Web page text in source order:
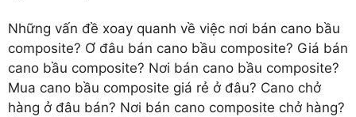
Những vấn đề xoay quanh về việc nơi bán cano bầu
composite? Ơ đâu bán cano bầu composite? Giá bán
cano bầu composite? Nơi bán cano bầu composite?
Mua cano bầu composite giá rẻ ở đâu? Cano chở
hàng ở đâu bán? Nơi bán cano composite chở hàng?